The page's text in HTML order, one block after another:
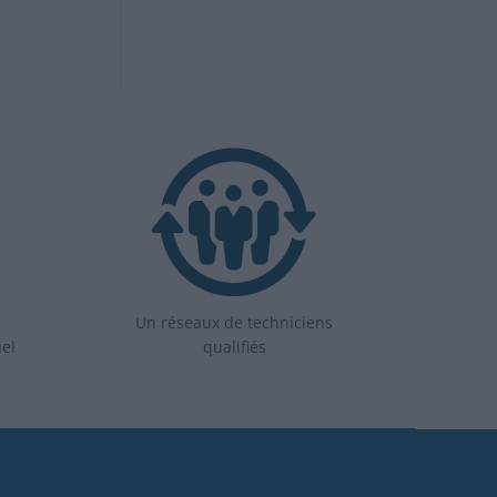
Un réseaux de techniciens
qualifiés